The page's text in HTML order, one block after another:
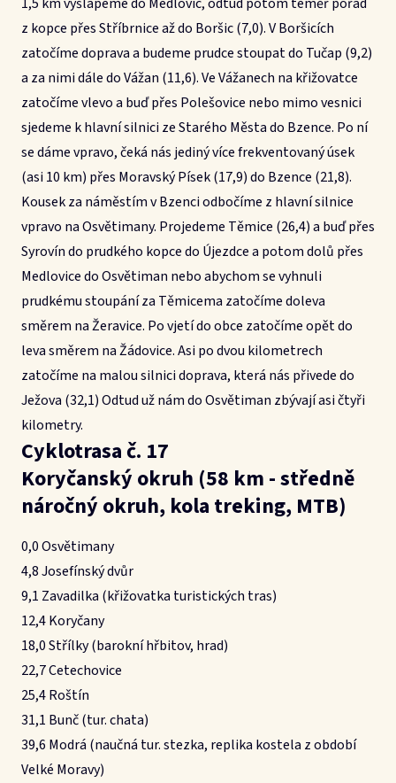
z kopce přes Stříbrnice až do Boršic (7,0). V Boršicích
zatočíme doprava a budeme prudce stoupat do Tučap (9,2)
a za nimi dále do Vážan (11,6). Ve Vážanech na křižovatce
zatočíme vlevo a buď přes Polešovice nebo mimo vesnici
sjedeme k hlavní silnici ze Starého Města do Bzence. Po ní
se dáme vpravo, čeká nás jediný více frekventovaný úsek
(asi 10 km) přes Moravský Písek (17,9) do Bzence (21,8).
Kousek za náměstím v Bzenci odbočíme z hlavní silnice
vpravo na Osvětimany. Projedeme Těmice (26,4) a buď přes
Syrovín do prudkého kopce do Újezdce a potom dolů přes
Medlovice do Osvětiman nebo abychom se vyhnuli
prudkému stoupání za Těmicema zatočíme doleva
směrem na Žeravice. Po vjetí do obce zatočíme opět do
leva směrem na Žádovice. Asi po dvou kilometrech
zatočíme na malou silnici doprava, která nás přivede do
Ježova (32,1) Odtud už nám do Osvětiman zbývají asi čtyři
kilometry.
Cyklotrasa č. 17
Koryčanský okruh (58 km - středně
náročný okruh, kola treking, MTB)
0,0 Osvětimany
4,8 Josefínský dvůr
9,1 Zavadilka (křižovatka turistických tras)
12,4 Koryčany
18,0 Střílky (barokní hřbitov, hrad)
22,7 Cetechovice
25,4 Roštín
31,1 Bunč (tur. chata)
39,6 Modrá (naučná tur. stezka, replika kostela z období
Velké Moravy)